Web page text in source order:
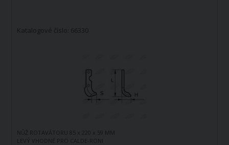
Katalogové číslo: 66330
NŮŽ ROTAVÁTORU 85 x 220 x 59 MM
LEVÝ VHODNÉ PRO CALDE-RONI